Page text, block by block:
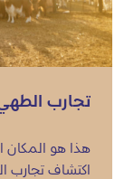
تجارب
هذا هو المكان
اكتشاف تجارب